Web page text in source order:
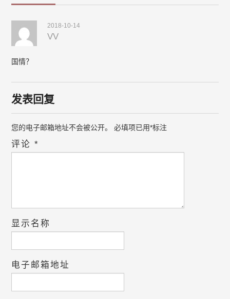
2018-10-14
VV
国情？
发表回复
您的电子邮箱地址不会被公开。 必填项已用*标注
评论*
显示名称
电子邮箱地址